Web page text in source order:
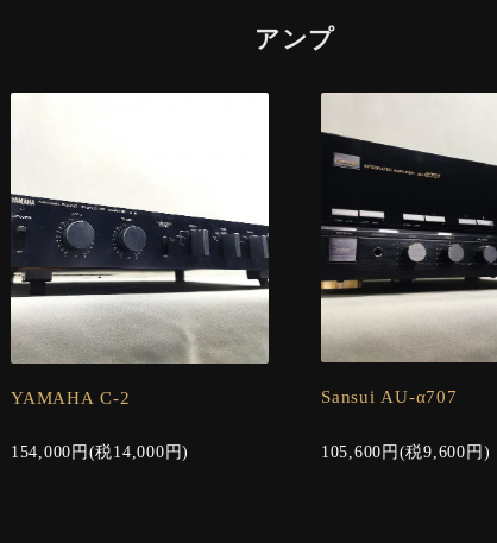
アンプ
YAMAHA C-2
154,000円(税14,000円)
Sansui AU-α707
105,600円(税9,600円)